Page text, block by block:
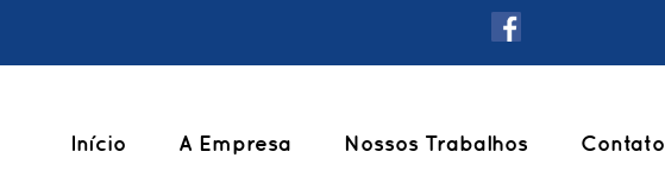
Início A Empresa Nossos Trabalhos Contato